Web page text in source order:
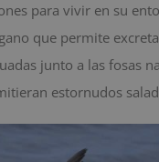
para vivir en su
que permite
junto a las fosas
estornudos